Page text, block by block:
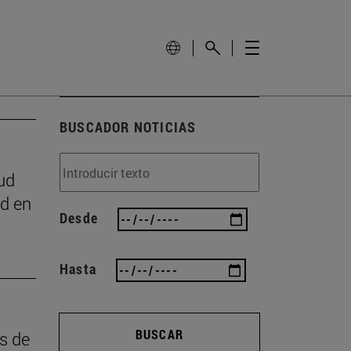
en
de
BUSCADOR NOTICIAS
Desde
Hasta
BUSCAR